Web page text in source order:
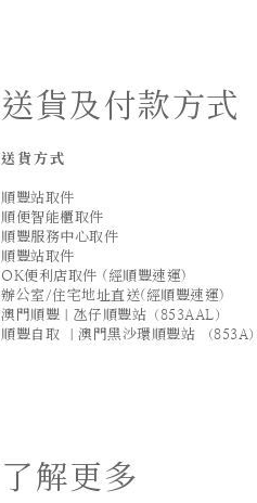
送貨及付款方式
送貨方式
順豐站取件
順便智能櫃取件
順豐服務中心取件
順豐站取件
OK便利店取件 (經順豐速運)
辦公室/住宅地址直送(經順豐速運)
澳門順豐｜氹仔順豐站（853AAL）
順豐自取 ｜澳門黑沙環順豐站 （853A）
了解更多